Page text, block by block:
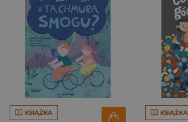
KSIĄŻKA KSIĄŻKA